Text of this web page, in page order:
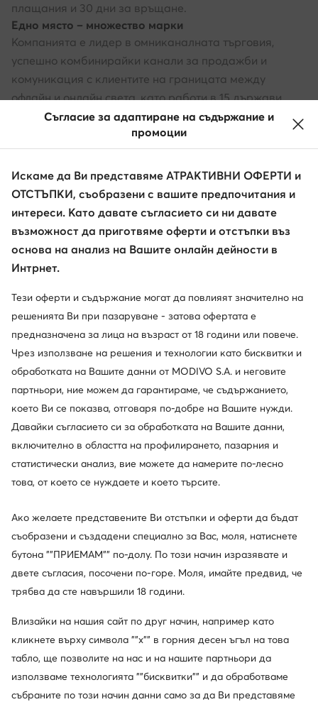
плащания и 30 дни за връщане.
Едно място – множество марки
Компанията е лидер в омниканалната търговия,
успешно комбинирайки канали за продажби и
комуникация с клиентите на границата между
офлайн и онлайн света, като работи в 15 държави.
Магазините на обувки.bg се намират в 49 локации в
България и в чужбина, включително в Чехия, Румъния,
както и в Латвия и Словакия. Бъдете още по-близо
до топ марките с obuvki.bg.
Един клуб, предимства на много места.
Промоции само за членовете на клуба, удължен
срок за връщане и много повече. Отключете
MODIVOclub GOLD и получавайте
Използвайте MODIVOclub Научете повече
Отстъпки само
за членовете на клуба
Съгласие за адаптиране на съдържание и
промоции
Искаме да Ви представяме АТРАКТИВНИ ОФЕРТИ и
ОТСТЪПКИ, съобразени с вашите предпочитания и
интереси. Като давате съгласието си ни давате
възможност да приготвяме оферти и отстъпки въз
основа на анализ на Вашите онлайн дейности в
Интрнет.
Тези оферти и съдържание могат да повлияят значително на
решенията Ви при пазаруване - затова офертата е
предназначена за лица на възраст от 18 години или повече.
Чрез използване на решения и технологии като бисквитки и
обработката на Вашите данни от MODIVO S.A. и неговите
партньори, ние можем да гарантираме, че съдържанието,
което Ви се показва, отговаря по-добре на Вашите нужди.
Давайки съгласието си за обработката на Вашите данни,
включително в областта на профилирането, пазарния и
статистически анализ, вие можете да намерите по-лесно
това, от което се нуждаете и което търсите.
Ако желаете представените Ви отстъпки и оферти да бъдат
съобразени и създадени специално за Вас, моля, натиснете
бутона ""ПРИЕМАМ"" по-долу. По този начин изразявате и
двете съгласия, посочени по-горе. Моля, имайте предвид, че
трябва да сте навършили 18 години.
Влизайки на нашия сайт по друг начин, например като
кликнете върху символа ""x"" в горния десен ъгъл на това
табло, ще позволите на нас и на нашите партньори да
използваме технологията ""бисквитки"" и да обработваме
събраните по този начин данни само за да Ви представяме